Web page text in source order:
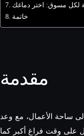
لكل مسوق: اختر دماغك
خاتمة
مقدمة
ساحة الأعمال، مع وعد
على وقت فراغ أكبر كما